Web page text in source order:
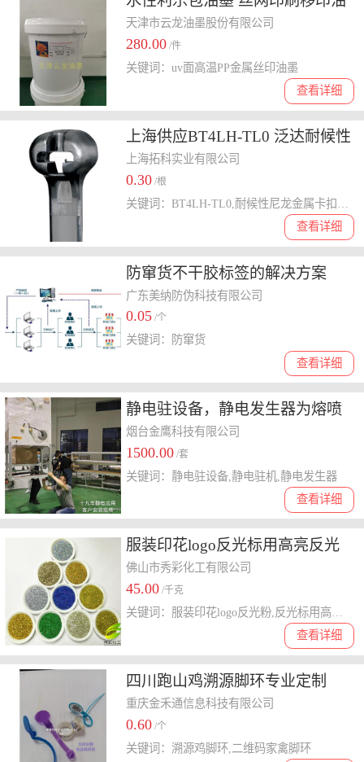
墨 uv面高温PP金属丝印油墨
天津市云龙油墨股份有限公司
280.00 /件
查看详细
关键词：uv面高温PP金属丝印油墨
上海供应BT4LH-TL0 泛达耐候性
尼龙金属卡扣扎带
上海拓科实业有限公司
0.30 /根
查看详细
关键词：BT4LH-TL0,耐候性尼龙金属卡扣扎带
防窜货不干胶标签的解决方案
广东美纳防伪科技有限公司
0.05 /个
查看详细
关键词：防窜货
静电驻设备，静电发生器为熔喷
布提供强大电场加持，大功率强
电场电荷纵深驻
烟台金鹰科技有限公司
1500.00 /套
查看详细
关键词：静电驻设备,静电驻机,静电发生器
服装印花logo反光标用高亮反光
粉 反光带警示条用反光粉
佛山市秀彩化工有限公司
45.00 /千克
查看详细
四川跑山鸡溯源脚环专业定制
重庆金禾通信息科技有限公司
0.60 /个
关键词：溯源鸡脚环,二维码家禽脚环